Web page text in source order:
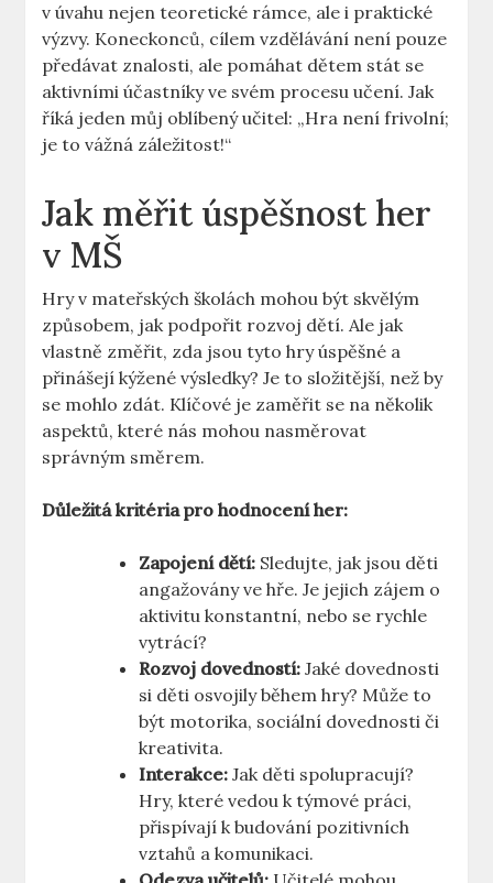
v úvahu nejen teoretické rámce, ale i praktické
výzvy. Koneckonců, cílem vzdělávání není pouze
předávat znalosti, ale pomáhat dětem stát se
aktivními účastníky ve svém procesu učení. Jak
říká jeden můj oblíbený učitel: „Hra není frivolní;
je to vážná záležitost!“
Jak měřit úspěšnost her
v MŠ
Hry v mateřských školách mohou být skvělým
způsobem, jak podpořit rozvoj dětí. Ale jak
vlastně změřit, zda jsou tyto hry úspěšné a
přinášejí kýžené výsledky? Je to složitější, než by
se mohlo zdát. Klíčové je zaměřit se na několik
aspektů, které nás mohou nasměrovat
správným směrem.
Důležitá kritéria pro hodnocení her:
Zapojení dětí: Sledujte, jak jsou děti
angažovány ve hře. Je jejich zájem o
aktivitu konstantní, nebo se rychle
vytrácí?
Rozvoj dovedností: Jaké dovednosti
si děti osvojily během hry? Může to
být motorika, sociální dovednosti či
kreativita.
Interakce: Jak děti spolupracují?
Hry, které vedou k týmové práci,
přispívají k budování pozitivních
vztahů a komunikaci.